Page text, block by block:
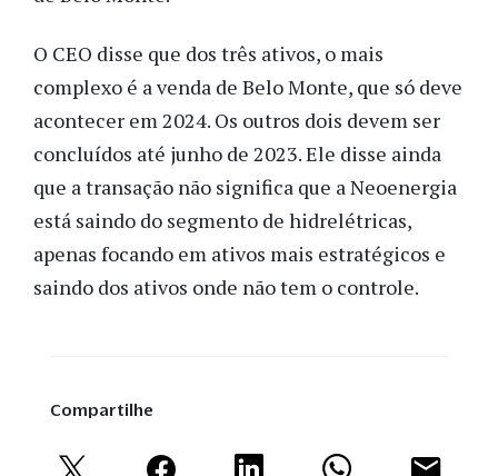
O CEO disse que dos três ativos, o mais
complexo é a venda de Belo Monte, que só deve
acontecer em 2024. Os outros dois devem ser
concluídos até junho de 2023. Ele disse ainda
que a transação não significa que a Neoenergia
está saindo do segmento de hidrelétricas,
apenas focando em ativos mais estratégicos e
saindo dos ativos onde não tem o controle.
Compartilhe